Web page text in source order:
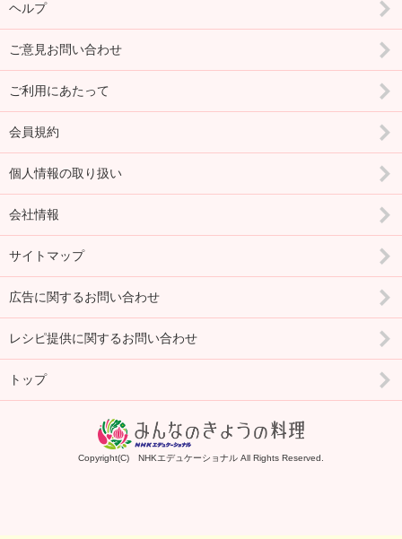
ヘルプ
ご意見お問い合わせ
ご利用にあたって
会員規約
個人情報の取り扱い
会社情報
サイトマップ
広告に関するお問い合わせ
レシピ提供に関するお問い合わせ
トップ
Copyright(C) NHKエデュケーショナル All Rights Reserved.